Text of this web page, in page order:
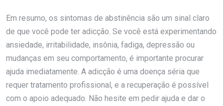
Em resumo, os sintomas de abstinência são um sinal claro
de que você pode ter adicção. Se você está experimentando
ansiedade, irritabilidade, insônia, fadiga, depressão ou
mudanças em seu comportamento, é importante procurar
ajuda imediatamente. A adicção é uma doença séria que
requer tratamento profissional, e a recuperação é possível
com o apoio adequado. Não hesite em pedir ajuda e dar o